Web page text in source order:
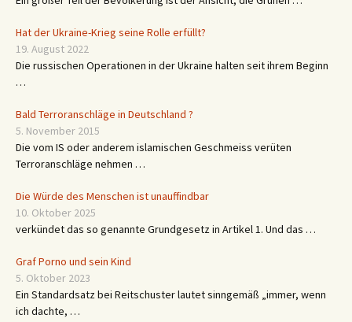
Hat der Ukraine-Krieg seine Rolle erfüllt?
19. August 2022
Die russischen Operationen in der Ukraine halten seit ihrem Beginn
…
Bald Terroranschläge in Deutschland ?
5. November 2015
Die vom IS oder anderem islamischen Geschmeiss verüten
Terroranschläge nehmen …
Die Würde des Menschen ist unauffindbar
10. Oktober 2025
verkündet das so genannte Grundgesetz in Artikel 1. Und das …
Graf Porno und sein Kind
5. Oktober 2023
Ein Standardsatz bei Reitschuster lautet sinngemäß „immer, wenn
ich dachte, …